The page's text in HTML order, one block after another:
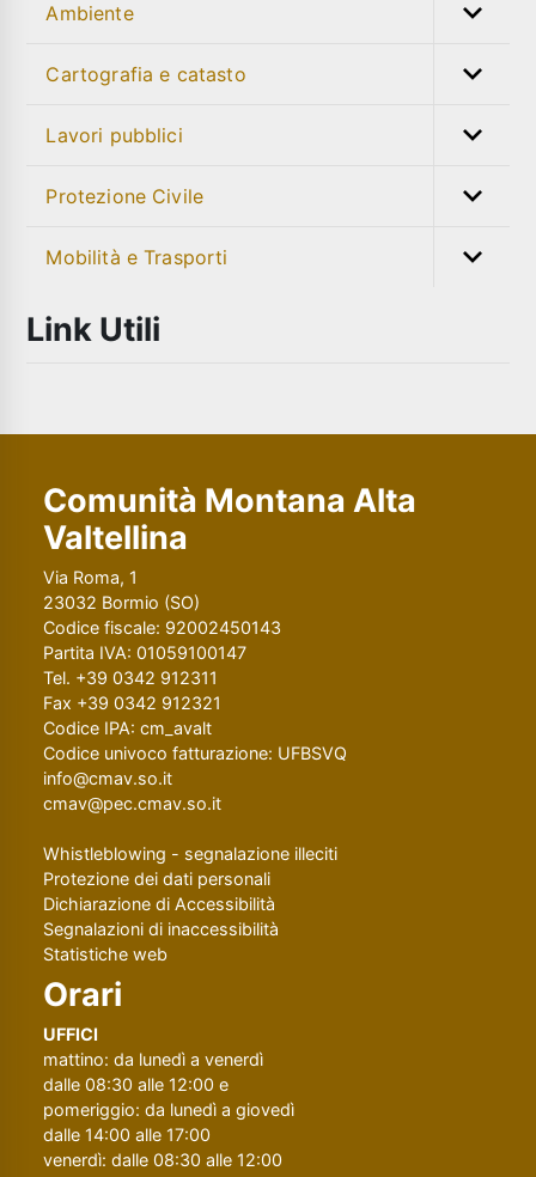
Ambiente
Cartografia e catasto
Lavori pubblici
Protezione Civile
Mobilità e Trasporti
Link Utili
Comunità Montana Alta
Valtellina
Via Roma, 1
23032 Bormio (SO)
Codice fiscale: 92002450143
Partita IVA: 01059100147
Tel. +39 0342 912311
Fax +39 0342 912321
Codice IPA: cm_avalt
Codice univoco fatturazione: UFBSVQ
info@cmav.so.it
cmav@pec.cmav.so.it
Whistleblowing - segnalazione illeciti
Protezione dei dati personali
Dichiarazione di Accessibilità
Segnalazioni di inaccessibilità
Statistiche web
Orari
UFFICI
mattino: da lunedì a venerdì
dalle 08:30 alle 12:00 e
pomeriggio: da lunedì a giovedì
dalle 14:00 alle 17:00
venerdì: dalle 08:30 alle 12:00